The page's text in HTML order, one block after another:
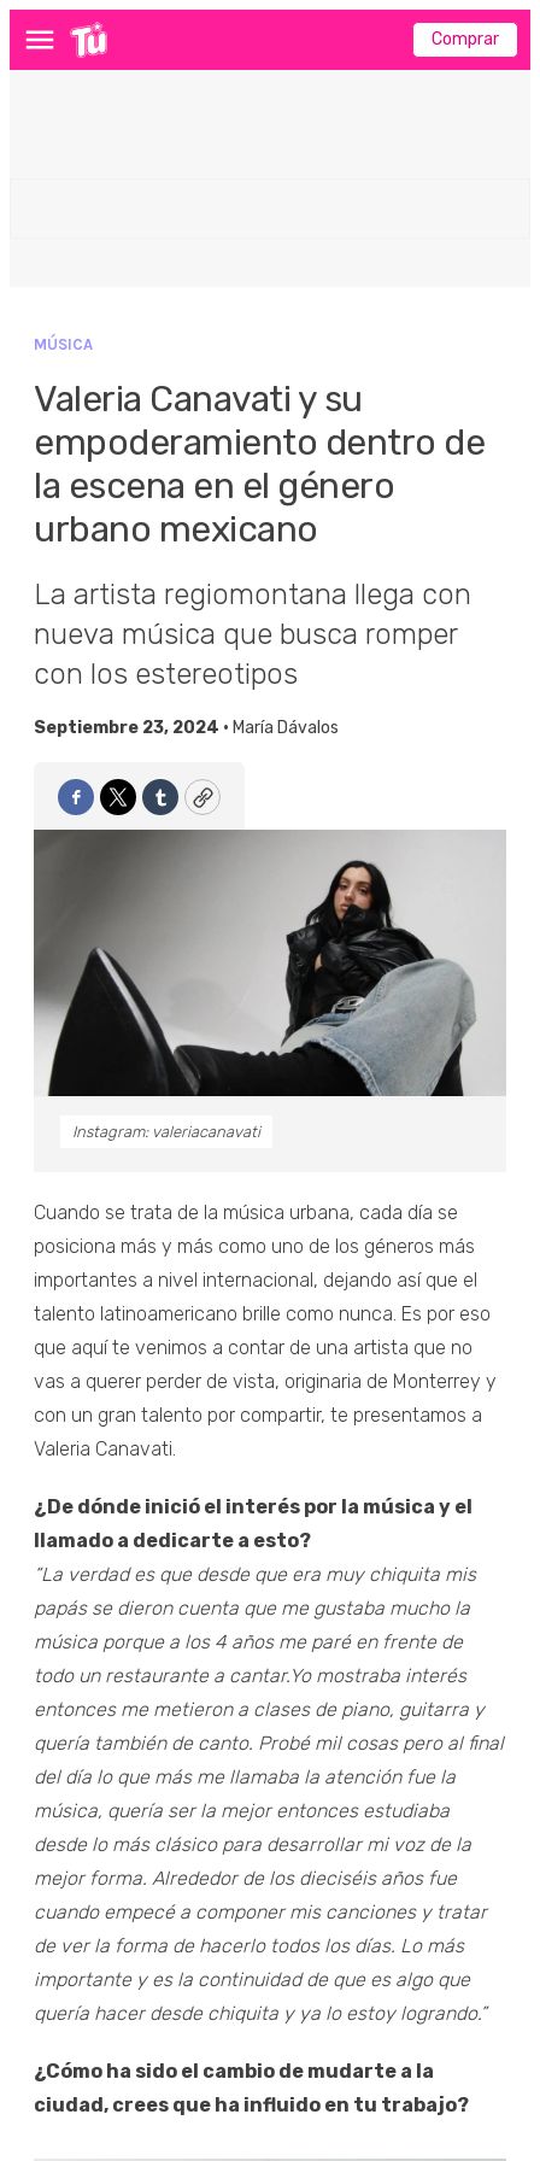
Menú Comprar
MÚSICA
Valeria Canavati y su
empoderamiento dentro de
la escena en el género
urbano mexicano
La artista regiomontana llega con
nueva música que busca romper
con los estereotipos
Septiembre 23, 2024 • María Dávalos
Facebook
TwitterTumblrCopy
Instagram: valeriacanavati
Cuando se trata de la música urbana, cada día se
posiciona más y más como uno de los géneros más
importantes a nivel internacional, dejando así que el
talento latinoamericano brille como nunca. Es por eso
que aquí te venimos a contar de una artista que no
vas a querer perder de vista, originaria de Monterrey y
con un gran talento por compartir, te presentamos a
Valeria Canavati.
¿De dónde inició el interés por la música y el
llamado a dedicarte a esto?
“La verdad es que desde que era muy chiquita mis
papás se dieron cuenta que me gustaba mucho la
música porque a los 4 años me paré en frente de
todo un restaurante a cantar.Yo mostraba interés
entonces me metieron a clases de piano, guitarra y
quería también de canto. Probé mil cosas pero al final
del día lo que más me llamaba la atención fue la
música, quería ser la mejor entonces estudiaba
desde lo más clásico para desarrollar mi voz de la
mejor forma. Alrededor de los dieciséis años fue
cuando empecé a componer mis canciones y tratar
de ver la forma de hacerlo todos los días. Lo más
importante y es la continuidad de que es algo que
quería hacer desde chiquita y ya lo estoy logrando.”
¿Cómo ha sido el cambio de mudarte a la
ciudad, crees que ha influido en tu trabajo?